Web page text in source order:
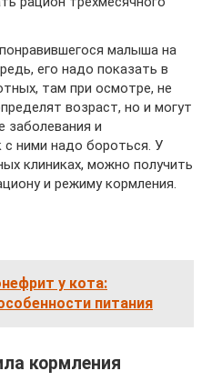
малыша на
его надо показать в
там при осмотре, не
возраст, но и могут
и
ними надо бороться. У
клиниках, можно получить
и режиму кормления.
у кота:
питания
кормления